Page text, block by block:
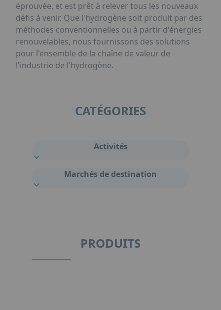
éprouvée, et est prêt à relever tous les nouveaux
défis à venir. Que l'hydrogène soit produit par des
méthodes conventionnelles ou à partir d'énergies
renouvelables, nous fournissons des solutions
pour l'ensemble de la chaîne de valeur de
l'industrie de l'hydrogène.
CATÉGORIES
Activités
Marchés de destination
PRODUITS